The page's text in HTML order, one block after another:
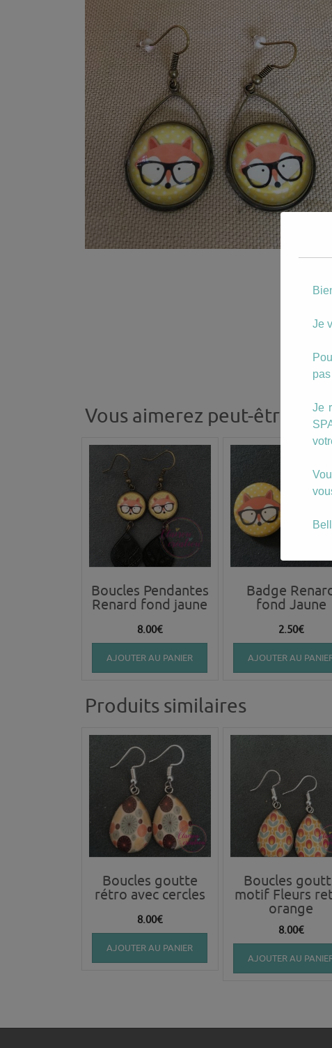
Vous aimerez peut-être
Boucles Pendantes
Renard fond jaune
8.00€
AJOUTER AU PANIER
Badge
fond Jaune
2.50€
AJOUTER AU
Produits similaires
Boucles goutte
rétro avec cercles
8.00€
AJOUTER AU PANIER
Boucles
motif Fleurs
orange
8.00€
AJOUTER AU
Je
Je